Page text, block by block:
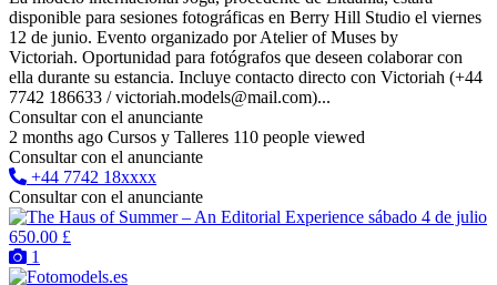
disponible para sesiones fotográficas en Berry Hill Studio el viernes
12 de junio. Evento organizado por Atelier of Muses by
Victoriah. Oportunidad para fotógrafos que deseen colaborar con
ella durante su estancia. Incluye contacto directo con Victoriah (+44
7742 186633 / victoriah.models@mail.com)...
Consultar con el anunciante
2 months ago Cursos y Talleres 110 people viewed
Consultar con el anunciante
+44 7742 18xxxx
Consultar con el anunciante
650.00 £
1